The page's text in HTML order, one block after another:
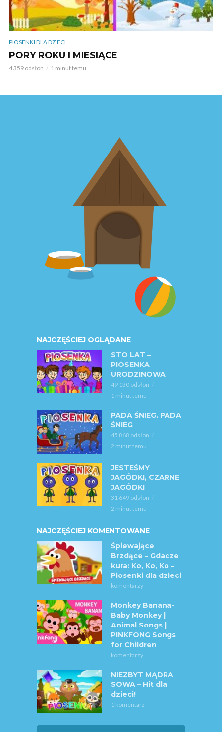
PIOSENKI DLA DZIECI
PORY ROKU I MIESIĄCE
4 359 odsłon 1 minut temu
NAJCZĘŚCIEJ OGLĄDANE
STO LAT –
PIOSENKA
URODZINOWA
49 130 odsłon
1 minut temu
PADA ŚNIEG, PADA
ŚNIEG
45 868 odsłon
2 minut temu
JESTEŚMY
JAGÓDKI, CZARNE
JAGÓDKI
31 649 odsłon
2 minut temu
NAJCZĘŚCIEJ KOMENTOWANE
Śpiewające
Brzdące – Gdacze
kura: Ko, Ko, Ko –
Piosenki dla dzieci
komentarzy
Monkey Banana-
Baby Monkey |
Animal Songs |
PINKFONG Songs
for Children
komentarzy
NIEZBYT MĄDRA
SOWA – Hit dla
dzieci!
1 komentarz